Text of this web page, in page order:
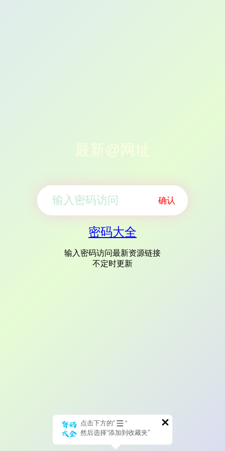
最新@网址
确认
密码大全
输入密码访问最新资源链接
不定时更新
点击下方的“
”
然后选择“添加到收藏夹”